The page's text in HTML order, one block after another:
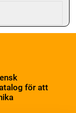
för att